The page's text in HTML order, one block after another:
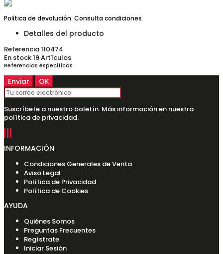
Política de devolución. Consulta condiciones
Detalles del producto
Referencia110474
En stock19 Artículos
Referencias específicas
Suscríbete a nuestro boletín. Más información en nuestra
política de privacidad.
INFORMACIÓN
Condiciones Generales de Venta
Aviso Legal
Política de Privacidad
Política de Cookies
AYUDA
Quiénes Somos
Preguntas Frecuentes
Regístrate
Iniciar Sesión